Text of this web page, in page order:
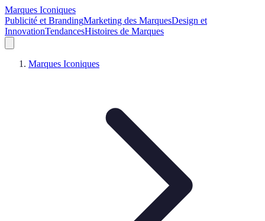
Marques Iconiques
Publicité et BrandingMarketing des MarquesDesign et
InnovationTendancesHistoires de Marques
Marques Iconiques